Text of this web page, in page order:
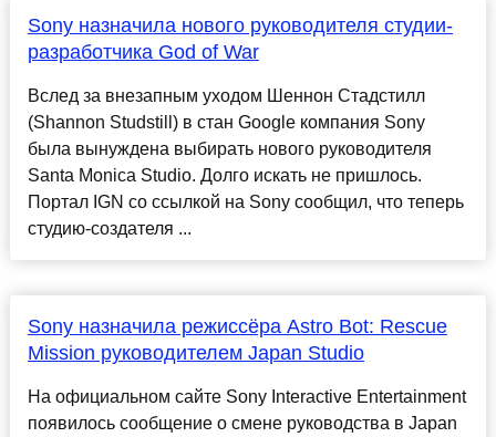
Sony назначила нового руководителя студии-
разработчика God of War
Вслед за внезапным уходом Шеннон Стадстилл
(Shannon Studstill) в стан Google компания Sony
была вынуждена выбирать нового руководителя
Santa Monica Studio. Долго искать не пришлось.
Портал IGN со ссылкой на Sony сообщил, что теперь
студию-создателя ...
Sony назначила режиссёра Astro Bot: Rescue
Mission руководителем Japan Studio
На официальном сайте Sony Interactive Entertainment
появилось сообщение о смене руководства в Japan